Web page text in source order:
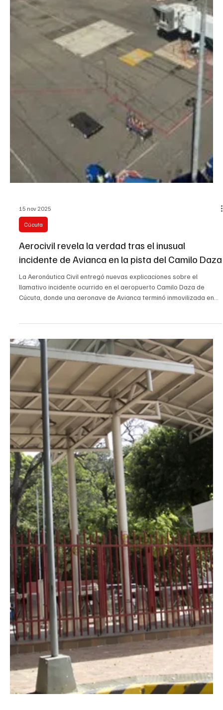
Ataque armado en el C.C. Bolívar dejó sin vida a
En la madrugada de este 19 de noviembre, cerca de la 1:00 a. m.,
un ataque sicarial cobró la vida de Julián Rueda Pérez, un joven de
25 años reconocido entre sus amigos como DJ Juli , apasionado por
la música electrónica y las motocicletas. Según versiones
ubicadas dentro del complejo comercial y abrió fuego contra
Rueda Pérez. Aunque la víctima alcanzó a ser trasladada a un
centro asistencial, los médicos confirm